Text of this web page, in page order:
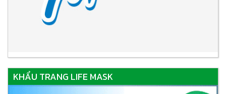
KHẨU TRANG LIFE MASK